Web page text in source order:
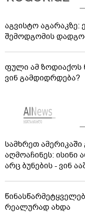
აგვისტო აგარაკზე:
შემოდგომის
ფული ამ ზოდიაქოს
ვინ გამდიდრდება?
სამხრეთ
აღმოაჩინეს: ისინი
არც ბუნების - ვინ
რეალურად ახდა